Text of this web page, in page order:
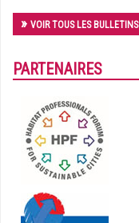
VOIR TOUS LES BULLETINS
PARTENAIRES